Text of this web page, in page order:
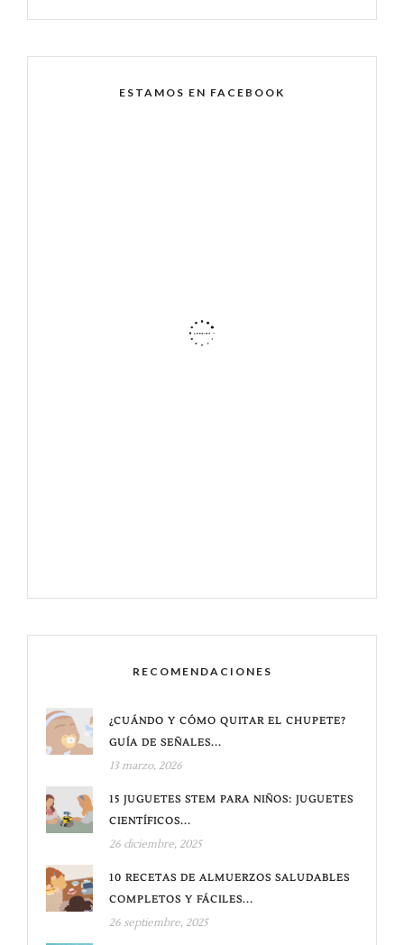
ESTAMOS EN FACEBOOK
RECOMENDACIONES
¿CUÁNDO Y CÓMO QUITAR EL CHUPETE?
GUÍA DE SEÑALES...
13 marzo, 2026
15 JUGUETES STEM PARA NIÑOS: JUGUETES
CIENTÍFICOS...
26 diciembre, 2025
10 RECETAS DE ALMUERZOS SALUDABLES
COMPLETOS Y FÁCILES...
26 septiembre, 2025